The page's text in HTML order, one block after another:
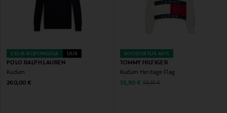
EELIS KUPONGIGA UUS
POLO RALPH LAUREN
Kudum
Original Price
260,00 €
SOODUSTUS 40%
TOMMY HILFIGER
Kudum Heritage Flag
Discounted Price
53,90 € Original Price
89,90 €